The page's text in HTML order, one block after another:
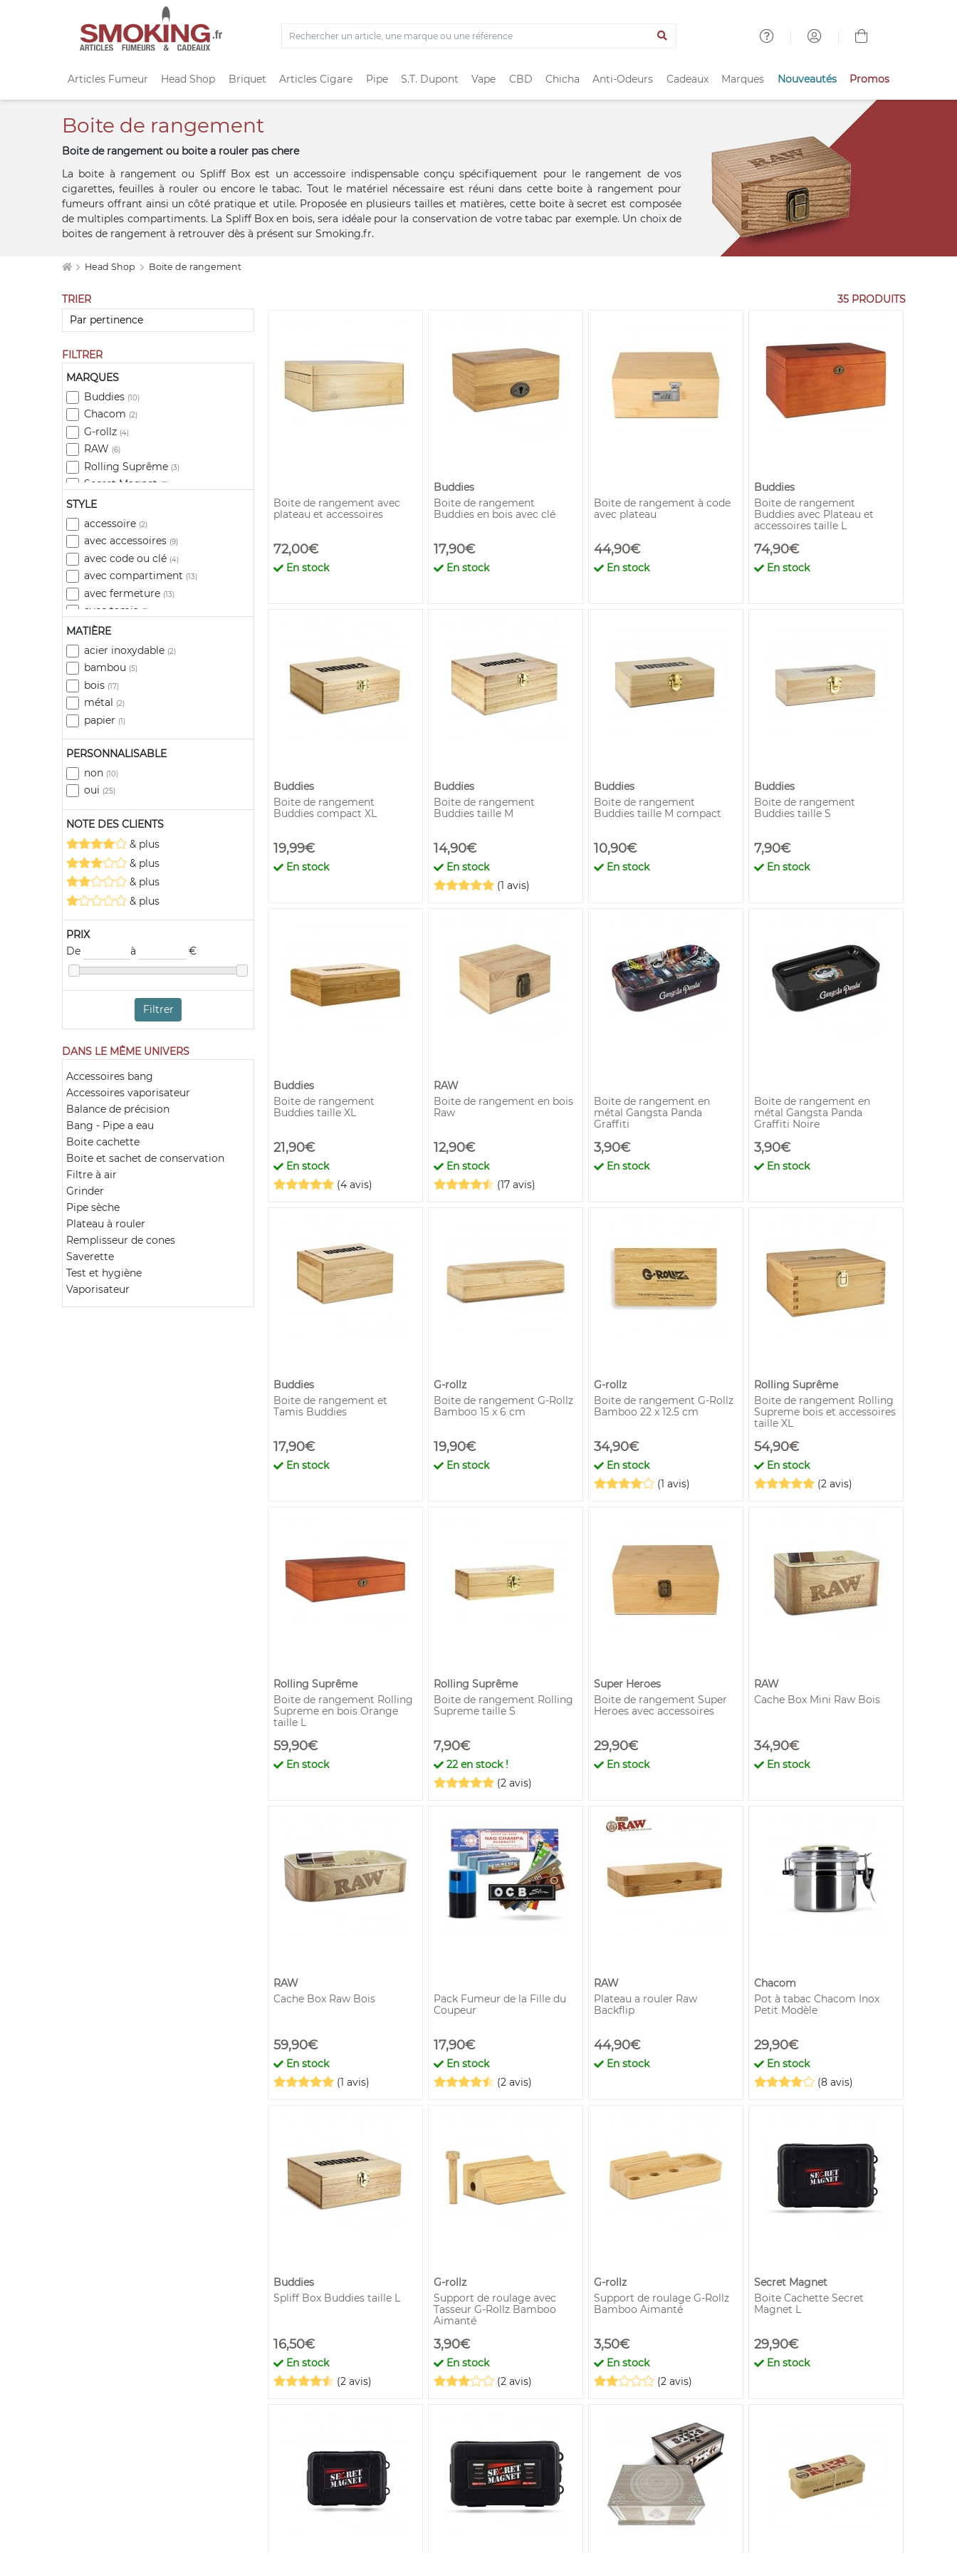
Articles Fumeur Head Shop Briquet Articles Cigare Pipe S.T. Dupont Vape CBD Chicha Anti-Odeurs Cadeaux Marques Nouveautés Promos
Boite de rangement
Boite de rangement ou boite a rouler pas chere
La boite à rangement ou Spliff Box est un accessoire indispensable conçu spécifiquement pour le rangement de vos
cigarettes, feuilles à rouler ou encore le tabac. Tout le matériel nécessaire est réuni dans cette boite à rangement pour
fumeurs offrant ainsi un côté pratique et utile. Proposée en plusieurs tailles et matières, cette boite à secret est composée
de multiples compartiments. La Spliff Box en bois, sera idéale pour la conservation de votre tabac par exemple. Un choix de
boites de rangement à retrouver dès à présent sur Smoking.fr.
Head Shop Boite de rangement
TRIER
FILTRER
MARQUES
Buddies (10)
Chacom (2)
G-rollz (4)
RAW (6)
Rolling Suprême (3)
Secret Magnet (3)
Super Heroes
STYLE
accessoire (2)
avec accessoires (9)
avec code ou clé (4)
avec compartiment (13)
avec fermeture (13)
avec tamis (2)
boîte
pot à tabac(2)
MATIÈRE
acier inoxydable (2)
bambou (5)
bois (17)
métal (2)
papier (1)
PERSONNALISABLE
non (10)
oui (25)
NOTE DES CLIENTS
& plus
& plus
& plus
& plus
PRIX
De
à €
Filtrer
DANS LE MÊME UNIVERS
Accessoires bang
Accessoires vaporisateur
Balance de précision
Bang - Pipe a eau
Boite cachette
Boite et sachet de conservation
Filtre à air
Grinder
Pipe sèche
Plateau à rouler
Remplisseur de cones
Saverette
Test et hygiène
Vaporisateur
35 PRODUITS
Boite de rangement avec
plateau et accessoires
72,00€
En stock
Buddies
Boite de rangement
Buddies en bois avec clé
17,90€
En stock
Boite de rangement à code
avec plateau
44,90€
En stock
Buddies
Boite de rangement
Buddies avec Plateau et
accessoires taille L
74,90€
En stock
Buddies
Boite de rangement
Buddies compact XL
19,99€
En stock
Buddies
Boite de rangement
Buddies taille M
14,90€
En stock
(1 avis)
Buddies
Boite de rangement
Buddies taille M compact
10,90€
En stock
Buddies
Boite de rangement
Buddies taille S
7,90€
En stock
Buddies
Boite de rangement
Buddies taille XL
21,90€
En stock
(4 avis)
RAW
Boite de rangement en bois
Raw
12,90€
En stock
(17 avis)
Boite de rangement en
métal Gangsta Panda
Graffiti
3,90€
En stock
Boite de rangement en
métal Gangsta Panda
Graffiti Noire
3,90€
En stock
Buddies
Boite de rangement et
Tamis Buddies
17,90€
En stock
G-rollz
Boite de rangement G-Rollz
Bamboo 15 x 6 cm
19,90€
En stock
G-rollz
Boite de rangement G-Rollz
Bamboo 22 x 12.5 cm
34,90€
En stock
(1 avis)
Rolling Suprême
Boite de rangement Rolling
Supreme bois et accessoires
taille XL
54,90€
En stock
(2 avis)
Rolling Suprême
Boite de rangement Rolling
Supreme en bois Orange
taille L
59,90€
En stock
Rolling Suprême
Boite de rangement Rolling
Supreme taille S
7,90€
22en stock !
(2 avis)
Super Heroes
Boite de rangement Super
Heroes avec accessoires
29,90€
En stock
RAW
Cache Box Mini Raw Bois
34,90€
En stock
RAW
Cache Box Raw Bois
59,90€
En stock
(1 avis)
Pack Fumeur de la Fille du
Coupeur
17,90€
En stock
(2 avis)
RAW
Plateau a rouler Raw
Backflip
44,90€
En stock
Chacom
Pot à tabac Chacom Inox
Petit Modèle
29,90€
En stock
(8 avis)
Buddies
Spliff Box Buddies taille L
16,50€
En stock
(2 avis)
G-rollz
Support de roulage avec
Tasseur G-Rollz Bamboo
Aimanté
3,90€
En stock
(2 avis)
G-rollz
Support de roulage G-Rollz
Bamboo Aimanté
3,50€
En stock
(2 avis)
Secret Magnet
Boite Cachette Secret
Magnet L
29,90€
En stock